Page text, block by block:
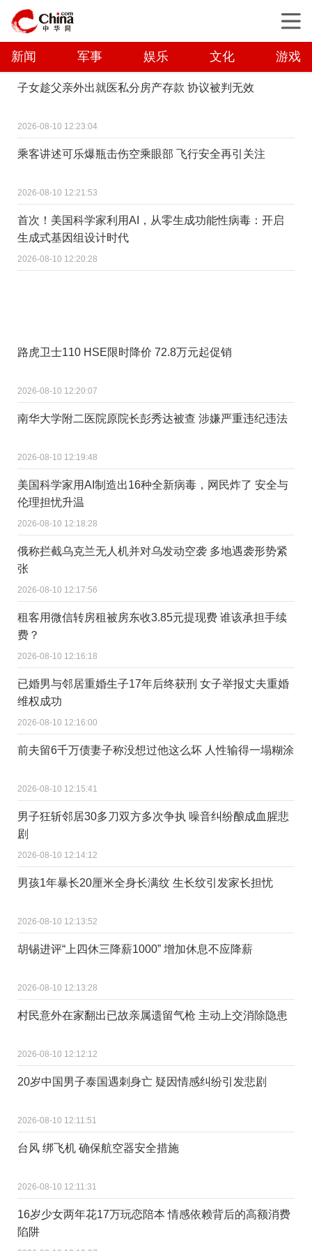
新闻 军事 娱乐 文化 游戏
子女趁父亲外出就医私分房产存款 协议被判无效
2026-08-10 12:23:04
乘客讲述可乐爆瓶击伤空乘眼部 飞行安全再引关注
2026-08-10 12:21:53
首次！美国科学家利用AI，从零生成功能性病毒：开启
生成式基因组设计时代
2026-08-10 12:20:28
路虎卫士110 HSE限时降价 72.8万元起促销
2026-08-10 12:20:07
南华大学附二医院原院长彭秀达被查 涉嫌严重违纪违法
2026-08-10 12:19:48
美国科学家用AI制造出16种全新病毒，网民炸了 安全与
伦理担忧升温
2026-08-10 12:18:28
俄称拦截乌克兰无人机并对乌发动空袭 多地遇袭形势紧
张
2026-08-10 12:17:56
租客用微信转房租被房东收3.85元提现费 谁该承担手续
费？
2026-08-10 12:16:18
已婚男与邻居重婚生子17年后终获刑 女子举报丈夫重婚
维权成功
2026-08-10 12:16:00
前夫留6千万债妻子称没想过他这么坏 人性输得一塌糊涂
2026-08-10 12:15:41
男子狂斩邻居30多刀双方多次争执 噪音纠纷酿成血腥悲
剧
2026-08-10 12:14:12
男孩1年暴长20厘米全身长满纹 生长纹引发家长担忧
2026-08-10 12:13:52
胡锡进评“上四休三降薪1000” 增加休息不应降薪
2026-08-10 12:13:28
村民意外在家翻出已故亲属遗留气枪 主动上交消除隐患
2026-08-10 12:12:12
20岁中国男子泰国遇刺身亡 疑因情感纠纷引发悲剧
2026-08-10 12:11:51
台风 绑飞机 确保航空器安全措施
2026-08-10 12:11:31
16岁少女两年花17万玩恋陪本 情感依赖背后的高额消费
陷阱